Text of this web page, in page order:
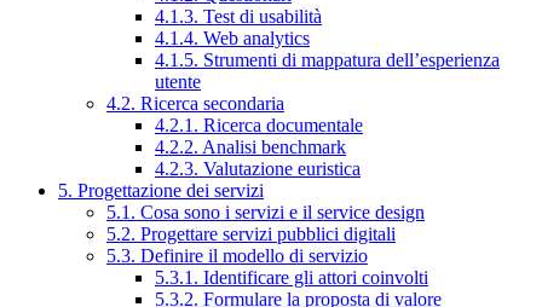
4.1.3. Test di usabilità
4.1.4. Web analytics
4.1.5. Strumenti di mappatura dell’esperienza
utente
4.2. Ricerca secondaria
4.2.1. Ricerca documentale
4.2.2. Analisi benchmark
4.2.3. Valutazione euristica
5. Progettazione dei servizi
5.1. Cosa sono i servizi e il service design
5.2. Progettare servizi pubblici digitali
5.3. Definire il modello di servizio
5.3.1. Identificare gli attori coinvolti
5.3.2. Formulare la proposta di valore